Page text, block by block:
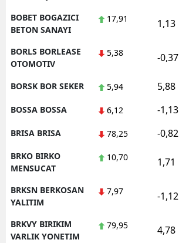
BOBET BOGAZICI
BETON SANAYI
17,91 1,13
BORLS BORLEASE
OTOMOTIV
5,38 -0,37
BORSK BOR SEKER 5,94 5,88
BOSSA BOSSA 6,12 -1,13
BRISA BRISA 78,25 -0,82
BRKO BIRKO
MENSUCAT
10,70 1,71
BRKSN BERKOSAN
YALITIM
7,97 -1,12
BRKVY BIRIKIM
VARLIK YONETIM
79,95 4,78